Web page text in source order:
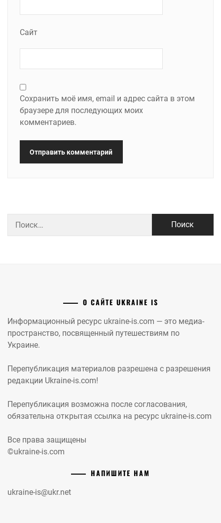
Сайт
Сохранить моё имя, email и адрес сайта в этом
браузере для последующих моих
комментариев.
О САЙТЕ UKRAINE IS
Информационный ресурс ukraine-is.com — это медиа-
пространство, посвященный путешествиям по
Украине.
Перепубликация материалов разрешена с разрешения
редакции Ukraine-is.com!
Перепубликация возможна после согласования,
обязательна открытая ссылка на ресурс ukraine-is.com
Все права защищены
©ukraine-is.com
НАПИШИТЕ НАМ
ukraine-is@ukr.net